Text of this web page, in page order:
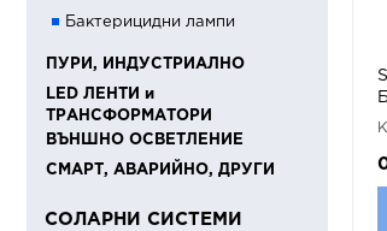
Бактерицидни лампи
ПУРИ, ИНДУСТРИАЛНО
LED ЛЕНТИ и
ТРАНСФОРМАТОРИ
ВЪНШНО ОСВЕТЛЕНИЕ
СМАРТ, АВАРИЙНО, ДРУГИ
СОЛАРНИ СИСТЕМИ